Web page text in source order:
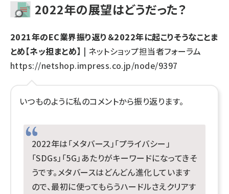
2022年の展望はどうだった？
2021年のEC業界振り返り＆2022年に起こりそうなことま
とめ【ネッ担まとめ】 | ネットショップ担当者フォーラム
https://netshop.impress.co.jp/node/9397
いつものように私のコメントから振り返ります。
2022年は「メタバース」「プライバシー」
「SDGs」「5G」あたりがキーワードになってきそ
うです。メタバースはどんどん進化しています
ので、最初に使ってもらうハードルさえクリアす